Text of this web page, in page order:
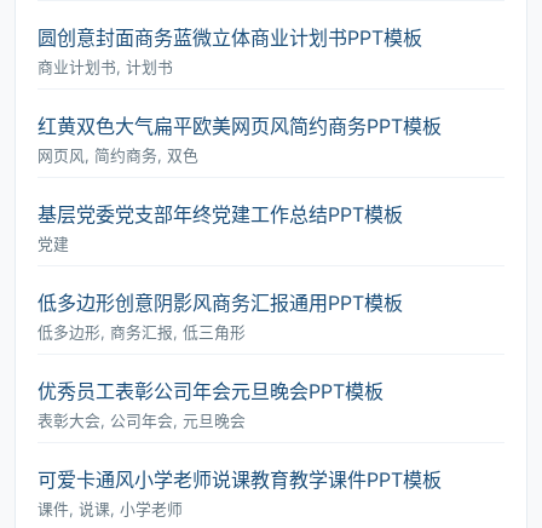
圆创意封面商务蓝微立体商业计划书PPT模板
商业计划书, 计划书
红黄双色大气扁平欧美网页风简约商务PPT模板
网页风, 简约商务, 双色
基层党委党支部年终党建工作总结PPT模板
党建
低多边形创意阴影风商务汇报通用PPT模板
低多边形, 商务汇报, 低三角形
优秀员工表彰公司年会元旦晚会PPT模板
表彰大会, 公司年会, 元旦晚会
可爱卡通风小学老师说课教育教学课件PPT模板
课件, 说课, 小学老师